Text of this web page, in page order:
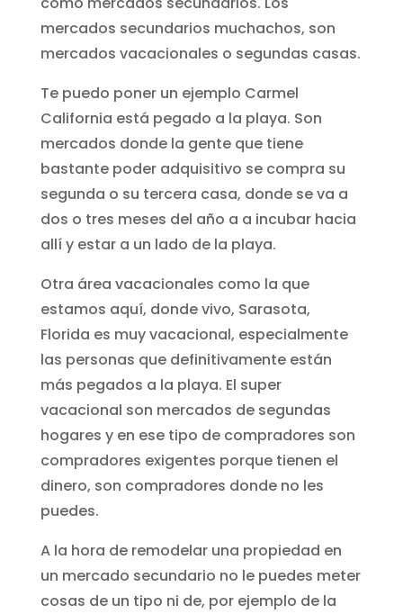
mercados secundarios muchachos, son
mercados vacacionales o segundas casas.
Te puedo poner un ejemplo Carmel
California está pegado a la playa. Son
mercados donde la gente que tiene
bastante poder adquisitivo se compra su
segunda o su tercera casa, donde se va a
dos o tres meses del año a a incubar hacia
allí y estar a un lado de la playa.
Otra área vacacionales como la que
estamos aquí, donde vivo, Sarasota,
Florida es muy vacacional, especialmente
las personas que definitivamente están
más pegados a la playa. El super
vacacional son mercados de segundas
hogares y en ese tipo de compradores son
compradores exigentes porque tienen el
dinero, son compradores donde no les
puedes.
A la hora de remodelar una propiedad en
un mercado secundario no le puedes meter
cosas de un tipo ni de, por ejemplo de la